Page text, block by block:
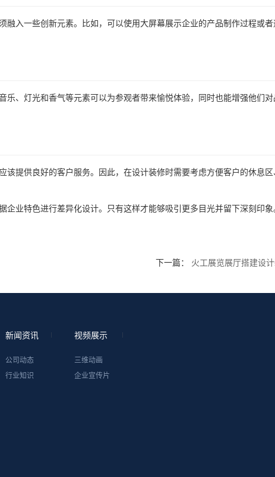
融入一些创新元素。比如，可以使用大屏幕展示企业的产品制作过程或
乐、灯光和香气等元素可以为参观者带来愉悦体验，同时也能增强他们
该提供良好的客户服务。因此，在设计装修时需要考虑方便客户的休息区
业特色进行差异化设计。只有这样才能够吸引更多目光并留下深刻印象
下一篇： 火工展览展厅搭建设
新闻资讯
公司动态
行业知识
视频展示
三维动画
企业宣传片